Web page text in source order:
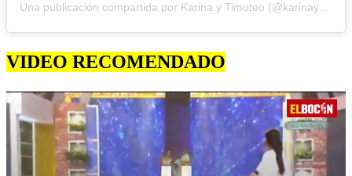
Una publicación compartida por Karina y Timoteo (@karinaytimoteooficial)
VIDEO RECOMENDADO